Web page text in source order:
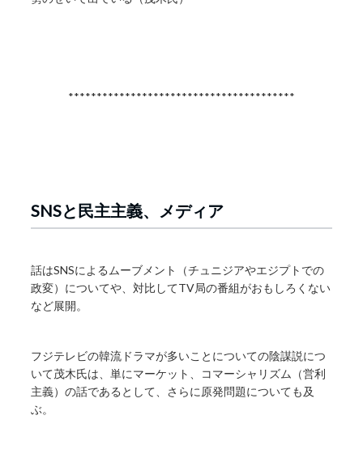
****************************************
SNSと民主主義、メディア
話はSNSによるムーブメント（チュニジアやエジプトでの
政変）についてや、対比してTV局の番組がおもしろくない
など展開。
フジテレビの韓流ドラマが多いことについての陰謀説につ
いて茂木氏は、単にマーケット、コマーシャリズム（営利
主義）の話であるとして、さらに原発問題についても及
ぶ。